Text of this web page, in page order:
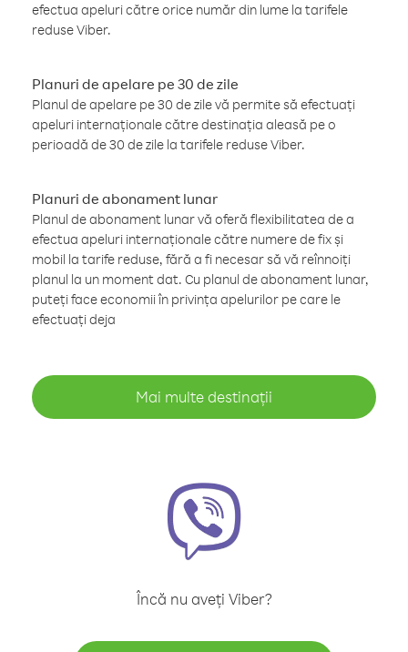
efectua apeluri către orice număr din lume la tarifele
reduse Viber.
Planuri de apelare pe 30 de zile
Planul de apelare pe 30 de zile vă permite să efectuați
apeluri internaționale către destinația aleasă pe o
perioadă de 30 de zile la tarifele reduse Viber.
Planuri de abonament lunar
Planul de abonament lunar vă oferă flexibilitatea de a
efectua apeluri internaționale către numere de fix și
mobil la tarife reduse, fără a fi necesar să vă reînnoiți
planul la un moment dat. Cu planul de abonament lunar,
puteți face economii în privința apelurilor pe care le
efectuați deja
Mai multe destinații
Încă nu aveți Viber?